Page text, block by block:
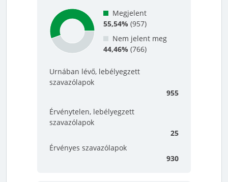
Megjelent
55,54% (957)
Nem jelent meg
44,46% (766)
Urnában lévő, lebélyegzett
szavazólapok
955
Érvénytelen, lebélyegzett
szavazólapok
25
Érvényes szavazólapok
930